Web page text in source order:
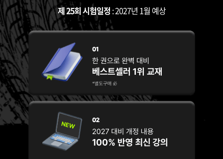
제 25회 시험일정 : 2027년 1월 예상